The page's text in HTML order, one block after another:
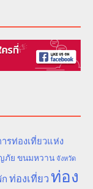
ารท่องเที่ยวแห่ง
ภัย ขนมหวาน จังหวัด
ท่องเที่ยวท่อง